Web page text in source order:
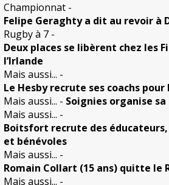
Championnat -
Felipe Geraghty a dit au revoir à
Rugby à 7 -
Deux places se libèrent chez les
l’Irlande
Mais aussi... -
Le Hesby recrute ses coachs pour
Mais aussi... - Soignies organise
Mais aussi... -
Boitsfort recrute des
et bénévoles
Mais aussi... -
Romain Collart (15 ans) quitte le
Mais aussi... -